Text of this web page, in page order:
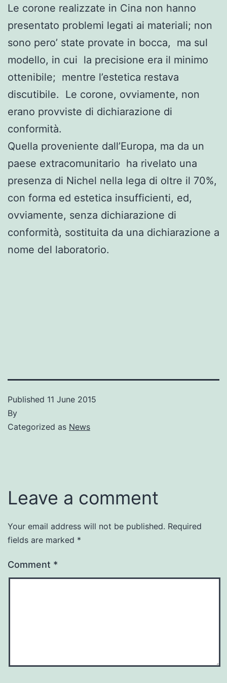
Le corone realizzate in Cina non hanno
presentato problemi legati ai materiali; non
sono pero’ state provate in bocca, ma sul
modello, in cui la precisione era il minimo
ottenibile; mentre l’estetica restava
discutibile. Le corone, ovviamente, non
erano provviste di dichiarazione di
conformità.
Quella proveniente dall’Europa, ma da un
paese extracomunitario ha rivelato una
presenza di Nichel nella lega di oltre il 70%,
con forma ed estetica insufficienti, ed,
ovviamente, senza dichiarazione di
conformità, sostituita da una dichiarazione a
nome del laboratorio.
Published 11 June 2015
By
Categorized as News
Leave a comment
Your email address will not be published. Required
fields are marked *
Comment *